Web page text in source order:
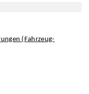
(Fahrzeug-